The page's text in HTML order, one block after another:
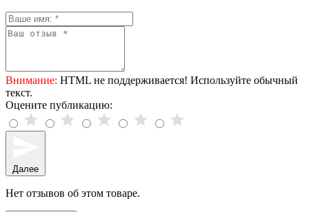
Внимание: HTML не поддерживается! Используйте обычный
текст.
Оцените публикацию:
Далее
Нет отзывов об этом товаре.